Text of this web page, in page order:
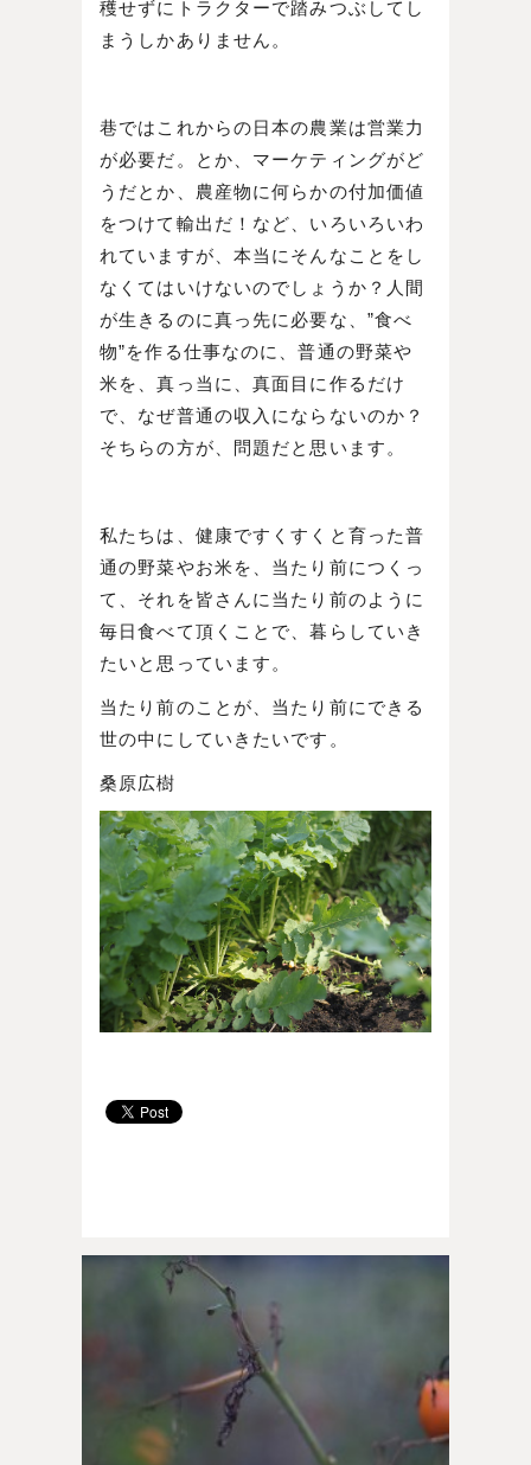
穫せずにトラクターで踏みつぶしてし
まうしかありません。
巷ではこれからの日本の農業は営業力
が必要だ。とか、マーケティングがど
うだとか、農産物に何らかの付加価値
をつけて輸出だ！など、いろいろいわ
れていますが、本当にそんなことをし
なくてはいけないのでしょうか？人間
が生きるのに真っ先に必要な、”食べ
物”を作る仕事なのに、普通の野菜や
米を、真っ当に、真面目に作るだけ
で、なぜ普通の収入にならないのか？
そちらの方が、問題だと思います。
私たちは、健康ですくすくと育った普
通の野菜やお米を、当たり前につくっ
て、それを皆さんに当たり前のように
毎日食べて頂くことで、暮らしていき
たいと思っています。
当たり前のことが、当たり前にできる
世の中にしていきたいです。
桑原広樹